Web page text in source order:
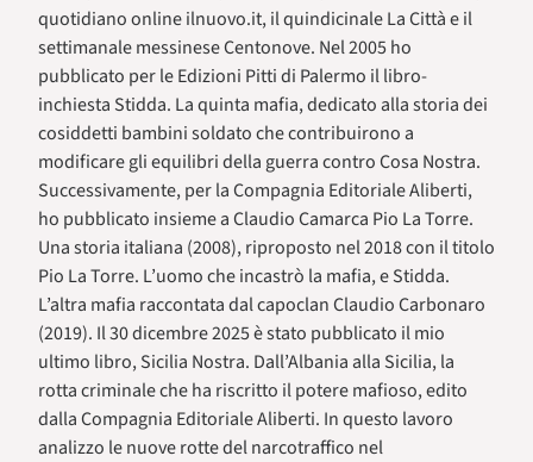
quotidiano online ilnuovo.it, il quindicinale La Città e il
settimanale messinese Centonove. Nel 2005 ho
pubblicato per le Edizioni Pitti di Palermo il libro-
inchiesta Stidda. La quinta mafia, dedicato alla storia dei
cosiddetti bambini soldato che contribuirono a
modificare gli equilibri della guerra contro Cosa Nostra.
Successivamente, per la Compagnia Editoriale Aliberti,
ho pubblicato insieme a Claudio Camarca Pio La Torre.
Una storia italiana (2008), riproposto nel 2018 con il titolo
Pio La Torre. L’uomo che incastrò la mafia, e Stidda.
L’altra mafia raccontata dal capoclan Claudio Carbonaro
(2019). Il 30 dicembre 2025 è stato pubblicato il mio
ultimo libro, Sicilia Nostra. Dall’Albania alla Sicilia, la
rotta criminale che ha riscritto il potere mafioso, edito
dalla Compagnia Editoriale Aliberti. In questo lavoro
analizzo le nuove rotte del narcotraffico nel